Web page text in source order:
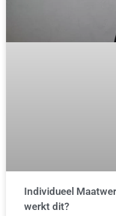
Individueel
werkt dit?